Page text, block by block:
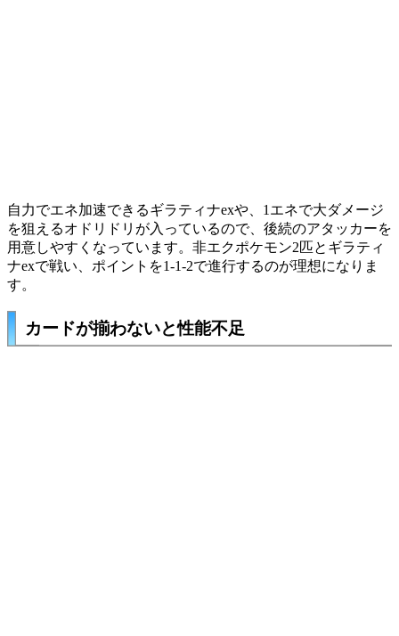
自力でエネ加速できるギラティナexや、1エネで大ダメージ
を狙えるオドリドリ が入っているので、後続のアタッカーを
用意しやすくなっています。非エクポケモン2匹とギラティ
ナexで戦い、ポイントを1-1-2で進行するのが理想になりま
す。
カードが揃わないと性能不足